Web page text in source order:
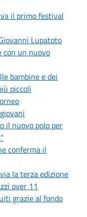
il primo festival
Lupatoto
con un nuovo
bambine e dei
piccoli
il nuovo polo per
conferma il
la terza edizione
over 11
grazie al fondo